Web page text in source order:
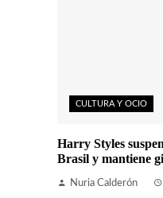
CULTURA Y OCIO
Harry Styles
Brasil y mantiene
Nuria Calderón